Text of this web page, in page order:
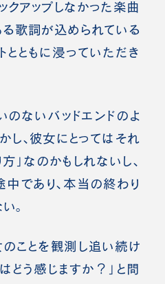
クアップしなかった楽曲
歌詞が込められている
とともに浸っていただき
ないバッドエンドのよ
し、彼女にとってはそれ
」なのかもしれないし、
であり、本当の終わり
。
ことを観測し追い続け
どう感じますか？」と問